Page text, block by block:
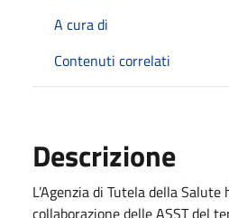
A cura di
Contenuti correlati
Descrizione
L’Agenzia di Tutela della
collaborazione delle ASST del